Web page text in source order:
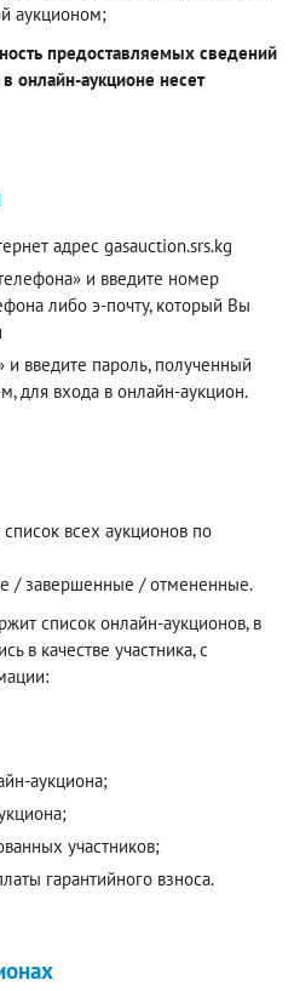
аукционом;
предоставляемых сведений
онлайн-аукционе несет
адрес gasauction.srs.kg
и введите номер
либо э-почту, который Вы
введите пароль, полученный
для входа в онлайн-аукцион.
всех аукционов по
/ завершенные / отмененные.
список онлайн-аукционов, в
в качестве участника, с
аукциона;
участников;
гарантийного взноса.